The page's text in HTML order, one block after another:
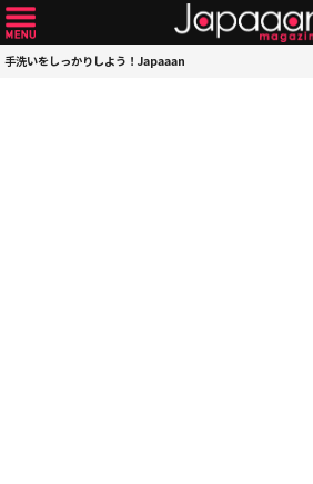
手洗いをしっかりしよう！Japaaan